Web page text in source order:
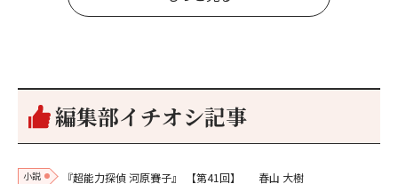
編集部イチオシ記事
小説 『超能力探偵 河原賽子』 【第41回】 春山 大樹